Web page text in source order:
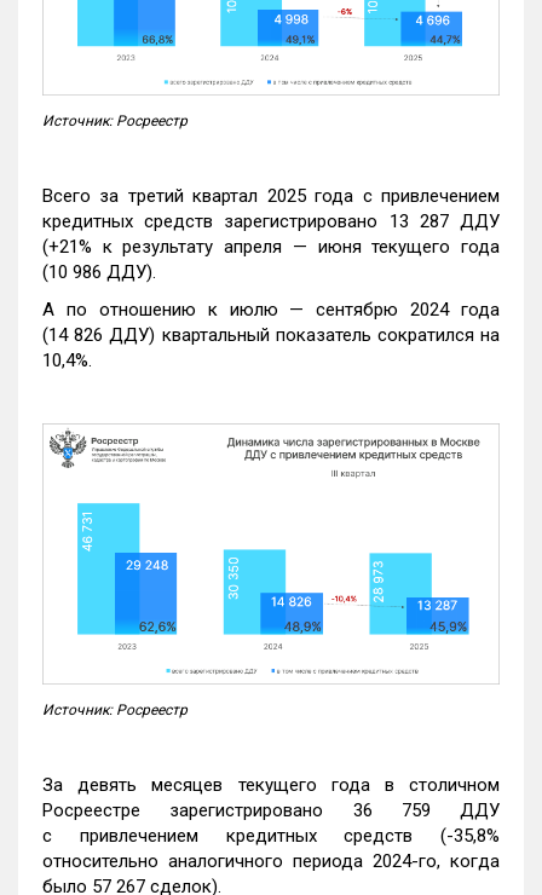
Источник: Росреестр
Всего за третий квартал 2025 года с привлечением
кредитных средств зарегистрировано 13 287 ДДУ
(+21% к результату апреля — июня текущего года
(10 986 ДДУ).
А по отношению к июлю — сентябрю 2024 года
(14 826 ДДУ) квартальный показатель сократился на
10,4%.
Источник: Росреестр
За девять месяцев текущего года в столичном
Росреестре зарегистрировано 36 759 ДДУ
с привлечением кредитных средств (-35,8%
относительно аналогичного периода 2024-го, когда
было 57 267 сделок).